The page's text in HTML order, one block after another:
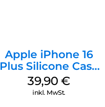
Apple iPhone 16
Plus Silicone Case
MagSafe Plum
39,90€
inkl. MwSt.